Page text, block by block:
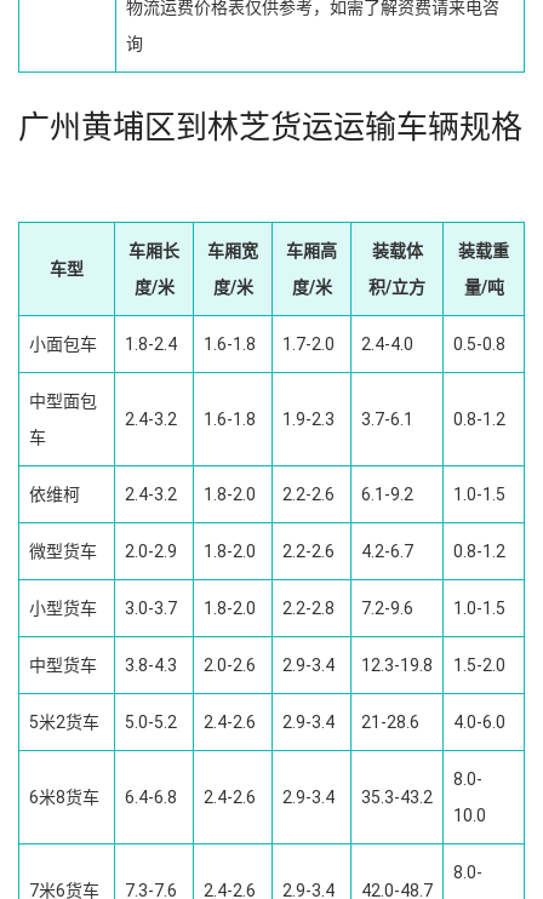
物流运费价格表仅供参考，如需了解资费请来电咨
询
广州黄埔区到林芝货运运输车辆规格
车型
车厢长
度/米
车厢宽
度/米
车厢高
度/米
装载体
积/立方
装载重
量/吨
小面包车 1.8-2.4 1.6-1.8 1.7-2.0 2.4-4.0 0.5-0.8
中型面包
车
2.4-3.2 1.6-1.8 1.9-2.3 3.7-6.1 0.8-1.2
依维柯 2.4-3.2 1.8-2.0 2.2-2.6 6.1-9.2 1.0-1.5
微型货车 2.0-2.9 1.8-2.0 2.2-2.6 4.2-6.7 0.8-1.2
小型货车 3.0-3.7 1.8-2.0 2.2-2.8 7.2-9.6 1.0-1.5
中型货车 3.8-4.3 2.0-2.6 2.9-3.4 12.3-19.8 1.5-2.0
5米2货车 5.0-5.2 2.4-2.6 2.9-3.4 21-28.6 4.0-6.0
6米8货车 6.4-6.8 2.4-2.6 2.9-3.4 35.3-43.2
8.0-
10.0
7米6货车 7.3-7.6 2.4-2.6 2.9-3.4 42.0-48.7
8.0-